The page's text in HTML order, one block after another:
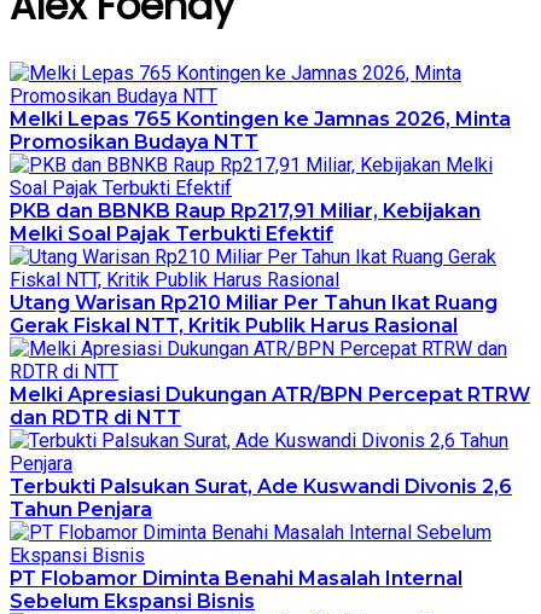
Melki Lepas 765 Kontingen ke Jamnas 2026, Minta
Promosikan Budaya NTT
PKB dan BBNKB Raup Rp217,91 Miliar, Kebijakan
Melki Soal Pajak Terbukti Efektif
Utang Warisan Rp210 Miliar Per Tahun Ikat Ruang
Gerak Fiskal NTT, Kritik Publik Harus Rasional
Melki Apresiasi Dukungan ATR/BPN Percepat RTRW
dan RDTR di NTT
Terbukti Palsukan Surat, Ade Kuswandi Divonis 2,6
Tahun Penjara
PT Flobamor Diminta Benahi Masalah Internal
Sebelum Ekspansi Bisnis